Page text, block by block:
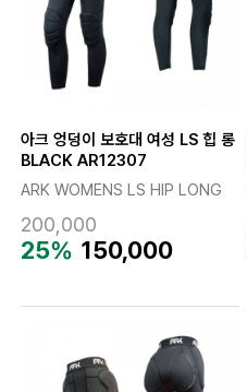
아크 엉덩이 보호대 여성 LS 힙 롱
BLACK AR12307
ARK WOMENS LS HIP LONG
200,000
25% 150,000